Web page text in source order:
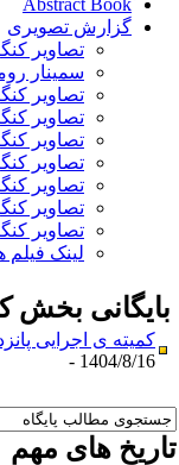
گزارش تصویری
تصاویر
سمینار
تصاویر
تصاویر
تصاویر
تصاویر
تصاویر
تصاویر
تصاویر
لینک فیلم
بخش
کمیته ی اجرایی
1404/8/16 -
های مهم